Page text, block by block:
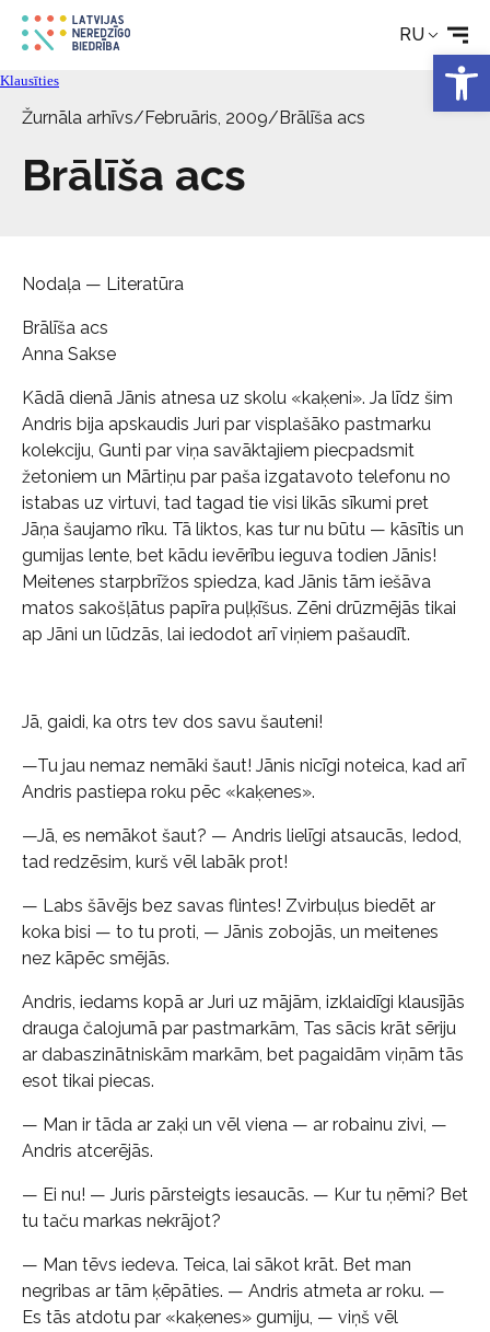
RU
Услуги
Об Обществе
Свяжитесь с
Klausīties
Žurnāla arhīvs/Februāris, 2009/Brālīša acs
Brālīša acs
Nodaļa — Literatūra
Brālīša acs
Anna Sakse
Kādā dienā Jānis atnesa uz skolu «kaķeni». Ja līdz šim
Andris bija apskaudis Juri par visplašāko pastmarku
kolekciju, Gunti par viņa savāktajiem piecpadsmit
žetoniem un Mārtiņu par paša izgatavoto telefonu no
istabas uz virtuvi, tad tagad tie visi likās sīkumi pret
Jāņa šaujamo rīku. Tā liktos, kas tur nu būtu — kāsītis un
gumijas lente, bet kādu ievērību ieguva todien Jānis!
Meitenes starpbrīžos spiedza, kad Jānis tām iešāva
matos sakošļātus papīra puļķīšus. Zēni drūzmējās tikai
ap Jāni un lūdzās, lai iedodot arī viņiem pašaudīt.
Jā, gaidi, ka otrs tev dos savu šauteni!
—Tu jau nemaz nemāki šaut! Jānis nicīgi noteica, kad arī
Andris pastiepa roku pēc «kaķenes».
—Jā, es nemākot šaut? — Andris lielīgi atsaucās, Iedod,
tad redzēsim, kurš vēl labāk prot!
— Labs šāvējs bez savas flintes! Zvirbuļus biedēt ar
koka bisi — to tu proti, — Jānis zobojās, un meitenes
nez kāpēc smējās.
Andris, iedams kopā ar Juri uz mājām, izklaidīgi klausījās
drauga čalojumā par pastmarkām, Tas sācis krāt sēriju
ar dabaszinātniskām markām, bet pagaidām viņām tās
esot tikai piecas.
— Man ir tāda ar zaķi un vēl viena — ar robainu zivi, —
Andris atcerējās.
— Ei nu! — Juris pārsteigts iesaucās. — Kur tu ņēmi? Bet
tu taču markas nekrājot?
— Man tēvs iedeva. Teica, lai sākot krāt. Bet man
negribas ar tām ķēpāties. — Andris atmeta ar roku. —
Es tās atdotu par «kaķenes» gumiju, — viņš vēl